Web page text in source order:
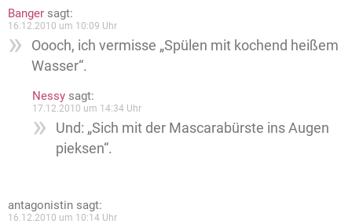
Banger sagt:
16.12.2010 um 10:09 Uhr
Oooch, ich vermisse „Spülen mit kochend heißem
Wasser“.
Nessy sagt:
17.12.2010 um 14:34 Uhr
Und: „Sich mit der Mascarabürste ins Augen
pieksen“.
antagonistin sagt:
16.12.2010 um 10:14 Uhr